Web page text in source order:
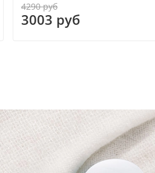
4290 руб
3003 руб